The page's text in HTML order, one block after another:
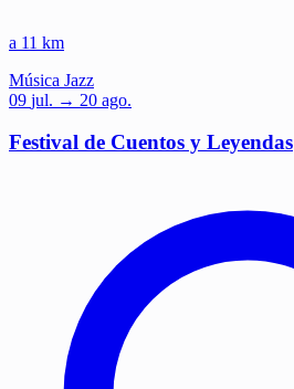
a 11 km
Música Jazz
09 jul. → 20 ago.
Festival de Cuentos y Leyendas